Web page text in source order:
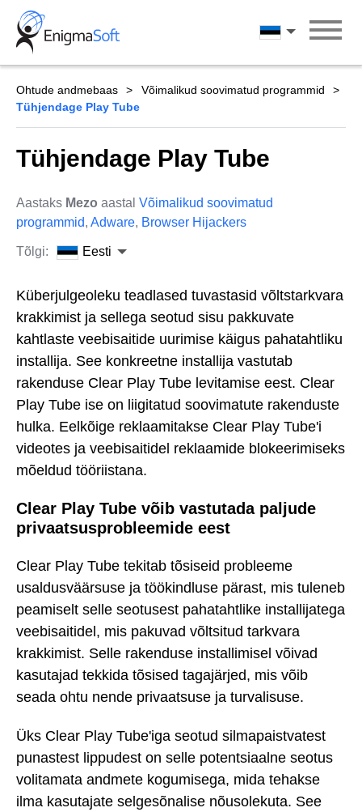
Skip
content
Eesti
Ohtude andmebaas
Võimalikud soovimatud programmid
Tühjendage Play Tube
Tühjendage Play Tube
Aastaks Mezo aastal Võimalikud soovimatud
programmid, Adware, Browser Hijackers
Tõlgi: Eesti
Küberjulgeoleku teadlased tuvastasid võltstarkvara
krakkimist ja sellega seotud sisu pakkuvate
kahtlaste veebisaitide uurimise käigus pahatahtliku
installija. See konkreetne installija vastutab
rakenduse Clear Play Tube levitamise eest. Clear
Play Tube ise on liigitatud soovimatute rakenduste
hulka. Eelkõige reklaamitakse Clear Play Tube'i
videotes ja veebisaitidel reklaamide blokeerimiseks
mõeldud tööriistana.
Clear Play Tube võib vastutada paljude
privaatsusprobleemide eest
Clear Play Tube tekitab tõsiseid probleeme
usaldusväärsuse ja töökindluse pärast, mis tuleneb
peamiselt selle seotusest pahatahtlike installijatega
veebisaitidel, mis pakuvad võltsitud tarkvara
krakkimist. Selle rakenduse installimisel võivad
kasutajad tekkida tõsised tagajärjed, mis võib
seada ohtu nende privaatsuse ja turvalisuse.
Üks Clear Play Tube'iga seotud silmapaistvatest
punastest lippudest on selle potentsiaalne seotus
volitamata andmete kogumisega, mida tehakse
ilma kasutajate selgesõnalise nõusolekuta. See